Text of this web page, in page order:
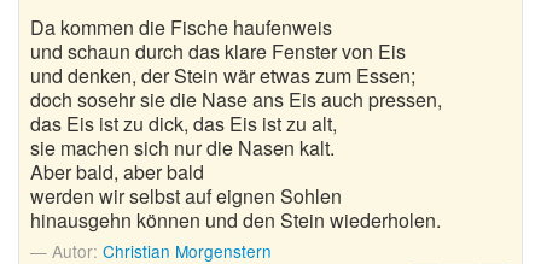
Neujahrsgedichte
Nikolausgedichte
Ostergedichte
Romantische Gedichte
Schöne Gedichte
Da kommen die Fische haufenweis
und schaun durch das klare Fenster von Eis
und denken, der Stein wär etwas zum Essen;
doch sosehr sie die Nase ans Eis auch pressen,
das Eis ist zu dick, das Eis ist zu alt,
sie machen sich nur die Nasen kalt.
Aber bald, aber bald
werden wir selbst auf eignen Sohlen
hinausgehn können und den Stein wiederholen.
Autor: Christian Morgenstern